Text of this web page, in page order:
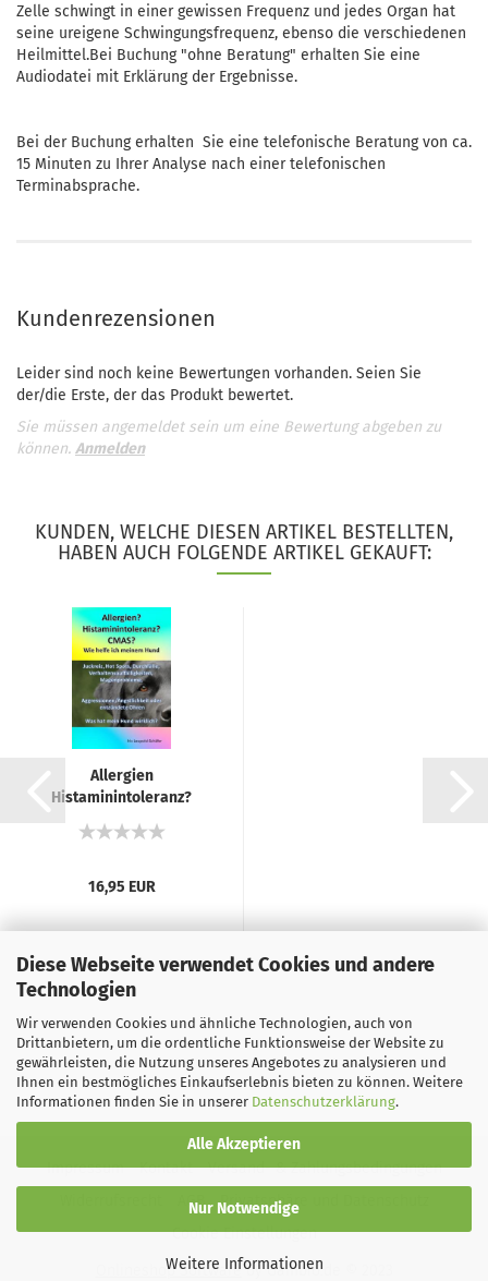
Diese Webseite verwendet Cookies und andere
Technologien
Wir verwenden Cookies und ähnliche Technologien, auch von
Drittanbietern, um die ordentliche Funktionsweise der Website zu
gewährleisten, die Nutzung unseres Angebotes zu analysieren und
Ihnen ein bestmögliches Einkaufserlebnis bieten zu können. Weitere
Informationen finden Sie in unserer Datenschutzerklärung.
Alle Akzeptieren
Nur Notwendige
Weitere Informationen
Zelle schwingt in einer gewissen Frequenz und jedes Organ hat
seine ureigene Schwingungsfrequenz, ebenso die verschiedenen
Heilmittel.Bei Buchung "ohne Beratung" erhalten Sie eine
Audiodatei mit Erklärung der Ergebnisse.
Bei der Buchung erhalten Sie eine telefonische Beratung von ca.
15 Minuten zu Ihrer Analyse nach einer telefonischen
Terminabsprache.
Kundenrezensionen
Leider sind noch keine Bewertungen vorhanden. Seien Sie
der/die Erste, der das Produkt bewertet.
Sie müssen angemeldet sein um eine Bewertung abgeben zu
können. Anmelden
KUNDEN, WELCHE DIESEN ARTIKEL BESTELLTEN,
HABEN AUCH FOLGENDE ARTIKEL GEKAUFT:
Allergien
Histaminintoleranz?
16,95 EUR
Impressum Kontakt
Versand- & Zahlungsbedingungen
AGB
Privatsphäre und Datenschutz
Cookie Einstellungen
Onlineshop Softwareby Gambio.de © 2023